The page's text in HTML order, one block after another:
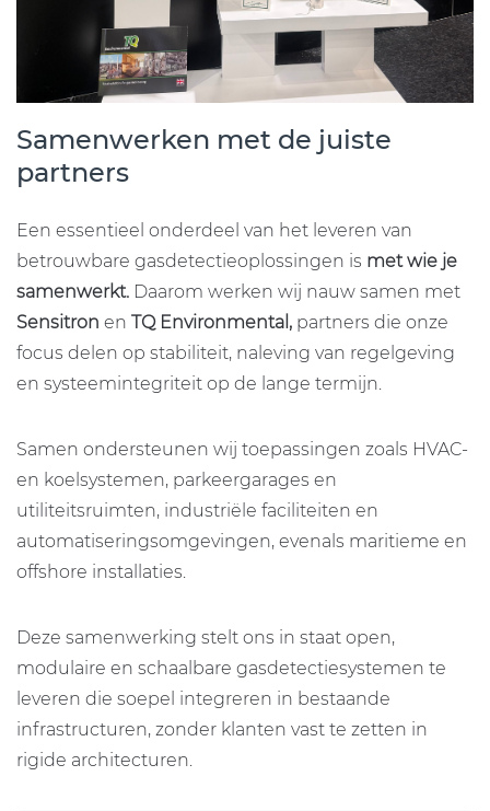
Samenwerken met de juiste
partners
Een essentieel onderdeel van het leveren van
betrouwbare gasdetectieoplossingen is met wie je
samenwerkt. Daarom werken wij nauw samen met
Sensitron en TQ Environmental, partners die onze
focus delen op stabiliteit, naleving van regelgeving
en systeemintegriteit op de lange termijn.
Samen ondersteunen wij toepassingen zoals HVAC-
en koelsystemen, parkeergarages en
utiliteitsruimten, industriële faciliteiten en
automatiseringsomgevingen, evenals maritieme en
offshore installaties.
Deze samenwerking stelt ons in staat open,
modulaire en schaalbare gasdetectiesystemen te
leveren die soepel integreren in bestaande
infrastructuren, zonder klanten vast te zetten in
rigide architecturen.